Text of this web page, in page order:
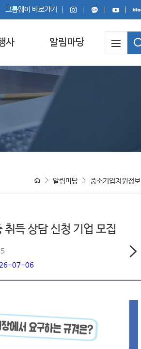
사 알림마당
그룹웨어 바로가기
알림마당 중소기업지원정보
득 상담 신청 기업 모집
07-06